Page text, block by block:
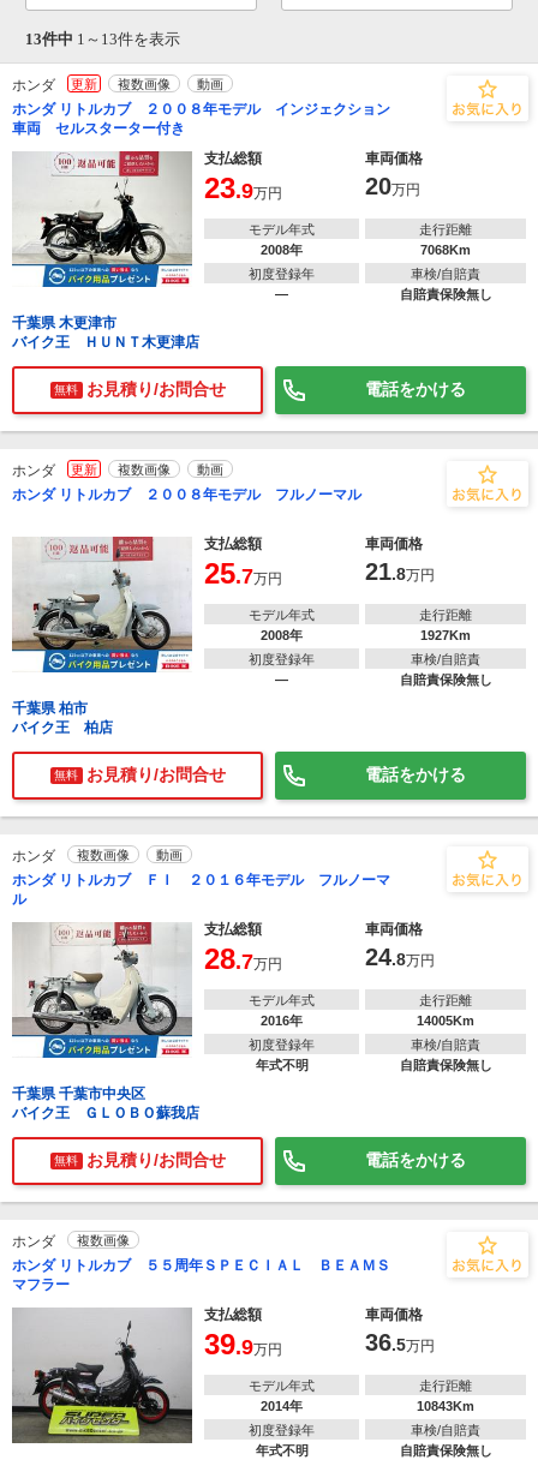
13件中 1～ 13件を表示
ホンダ 更新 複数画像 動画
ホンダ リトルカブ ２００８年モデル インジェクション
車両 セルスターター付き
支払総額
車両価格
23.9万円 20万円
モデル年式
2008年
走行距離
7068Km
初度登録年
―
車検/自賠責
自賠責保険無し
千葉県 木更津市
バイク王 ＨＵＮＴ木更津店
無料 お見積り/お問合せ 電話をかける
ホンダ 更新 複数画像 動画
ホンダ リトルカブ ２００８年モデル フルノーマル
支払総額 車両価格
25.7万円 21.8万円
モデル年式
2008年
走行距離
1927Km
初度登録年
―
車検/自賠責
自賠責保険無し
千葉県 柏市
バイク王 柏店
無料 お見積り/お問合せ 電話をかける
ホンダ 複数画像 動画
ホンダ リトルカブ ＦＩ ２０１６年モデル フルノーマ
ル
支払総額
車両価格
28.7万円 24.8万円
モデル年式
2016年
走行距離
14005Km
初度登録年
年式不明
車検/自賠責
自賠責保険無し
千葉県 千葉市中央区
バイク王 ＧＬＯＢＯ蘇我店
無料 お見積り/お問合せ 電話をかける
ホンダ 複数画像
ホンダ リトルカブ ５５周年ＳＰＥＣＩＡＬ ＢＥＡＭＳ
マフラー
支払総額
車両価格
39.9万円 36.5万円
モデル年式
2014年
走行距離
10843Km
初度登録年
年式不明
車検/自賠責
自賠責保険無し